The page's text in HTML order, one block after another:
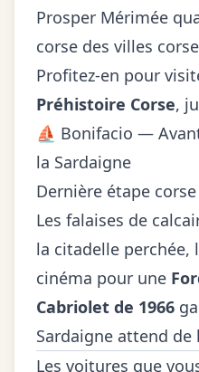
Prosper Mérimée
corse des villes
Profitez-en pour
Préhistoire Corse,
⛵ Bonifacio —
la Sardaigne
Dernière étape
Les falaises de
la citadelle
cinéma pour une
Cabriolet de 1966
Sardaigne attend
Les voitures que